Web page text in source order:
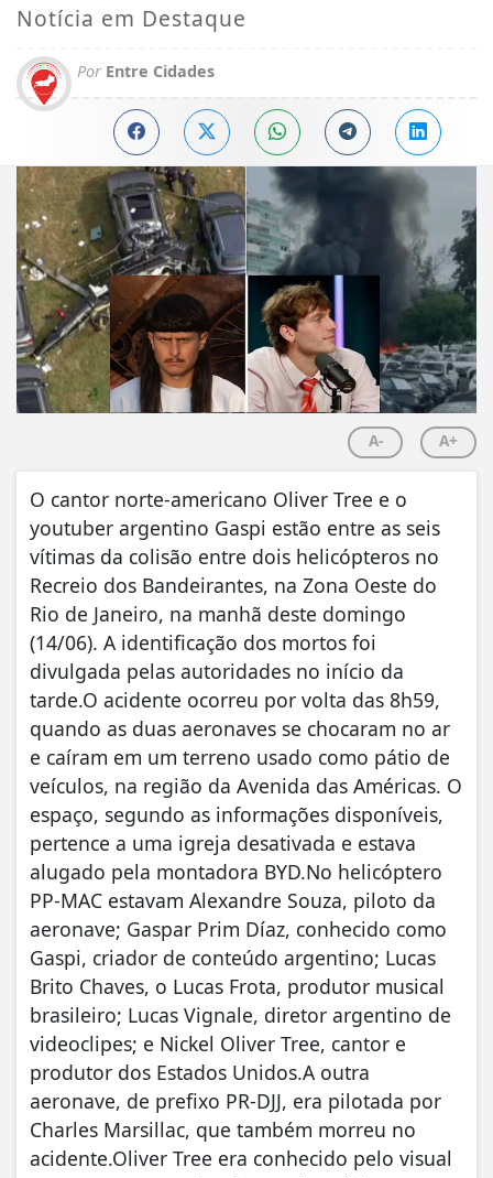
Notícia em Destaque
Por Entre Cidades
A- A+
O cantor norte-americano Oliver Tree e o
youtuber argentino Gaspi estão entre as seis
vítimas da colisão entre dois helicópteros no
Recreio dos Bandeirantes, na Zona Oeste do
Rio de Janeiro, na manhã deste domingo
(14/06). A identificação dos mortos foi
divulgada pelas autoridades no início da
tarde.O acidente ocorreu por volta das 8h59,
quando as duas aeronaves se chocaram no ar
e caíram em um terreno usado como pátio de
veículos, na região da Avenida das Américas. O
espaço, segundo as informações disponíveis,
pertence a uma igreja desativada e estava
alugado pela montadora BYD.No helicóptero
PP-MAC estavam Alexandre Souza, piloto da
aeronave; Gaspar Prim Díaz, conhecido como
Gaspi, criador de conteúdo argentino; Lucas
Brito Chaves, o Lucas Frota, produtor musical
brasileiro; Lucas Vignale, diretor argentino de
videoclipes; e Nickel Oliver Tree, cantor e
produtor dos Estados Unidos.A outra
aeronave, de prefixo PR-DJJ, era pilotada por
Charles Marsillac, que também morreu no
acidente.Oliver Tree era conhecido pelo visual